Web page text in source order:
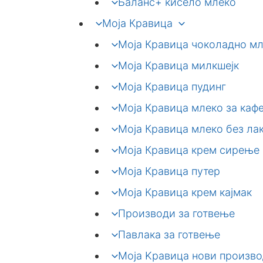
Моја Кравица
Моја Кравица чоколадно
Моја Кравица милкшејк
Моја Кравица пудинг
Моја Кравица млеко за
Моја Кравица млеко без
Моја Кравица крем сирење
Моја Кравица путер
Моја Кравица крем кајмак
Производи за готвење
Павлака за готвење
Моја Kравица нови